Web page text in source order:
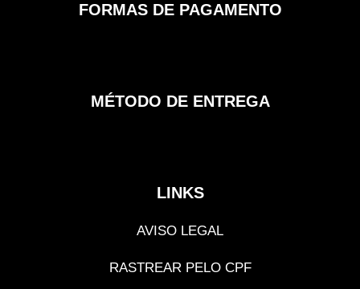
FORMAS DE PAGAMENTO
MÉTODO DE ENTREGA
LINKS
AVISO LEGAL
RASTREAR PELO CPF